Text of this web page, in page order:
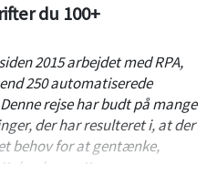
løsninger er steget. Bliv
og muligheder
står overfor, og hvordan
du 100+
2015 arbejdet med RPA,
250 automatiserede
rejse har budt på mange
der har resulteret i, at der
behov for at gentænke,
Kommune og